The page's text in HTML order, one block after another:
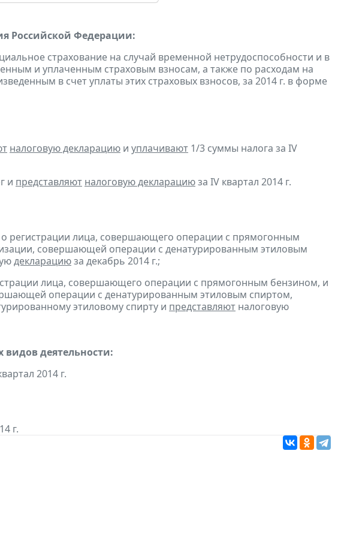
Российской Федерации:
страхование на случай временной нетрудоспособности и в
и уплаченным страховым взносам, а также по расходам на
в счет уплаты этих страховых взносов, за 2014 г. в форме
налоговую декларацию и уплачивают 1/3 суммы налога за IV
и представляют налоговую декларациюза IV квартал 2014 г.
регистрации лица, совершающего операции с прямогонным
совершающей операции с денатурированным этиловым
декларациюза декабрь 2014 г.;
лица, совершающего операции с прямогонным бензином, и
операции с денатурированным этиловым спиртом,
этиловому спирту и представляют налоговую
деятельности:
2014 г.
г.